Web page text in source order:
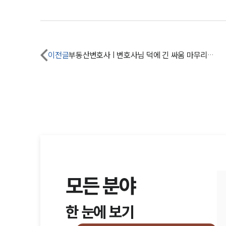
이전글 부동산변호사 | 변호사님 덕에 긴 싸움 마무리할 수 있었습니다.
모든 분야
한 눈에 보기